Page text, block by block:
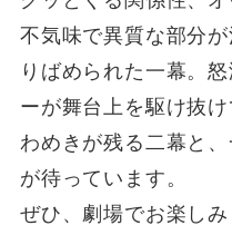
不気味で異質な部分
りばめられた一幕。
ーが舞台上を駆け抜
わめきが残る二幕と
が待っています。
ぜひ、劇場でお楽しみ